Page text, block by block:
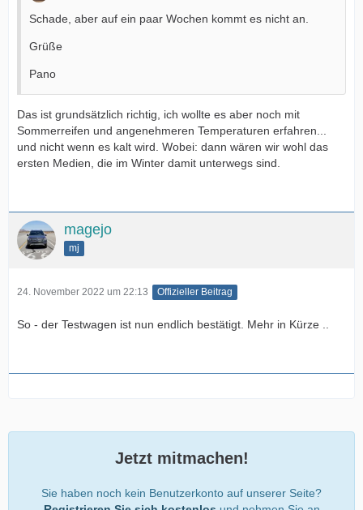
Schade, aber auf ein paar Wochen kommt es nicht an.
Grüße
Pano
Das ist grundsätzlich richtig, ich wollte es aber noch mit
Sommerreifen und angenehmeren Temperaturen erfahren...
und nicht wenn es kalt wird. Wobei: dann wären wir wohl das
ersten Medien, die im Winter damit unterwegs sind.
magejo
mj
24. November 2022 um 22:13 Offizieller Beitrag
So - der Testwagen ist nun endlich bestätigt. Mehr in Kürze ..
Jetzt mitmachen!
Sie haben noch kein Benutzerkonto auf unserer Seite?